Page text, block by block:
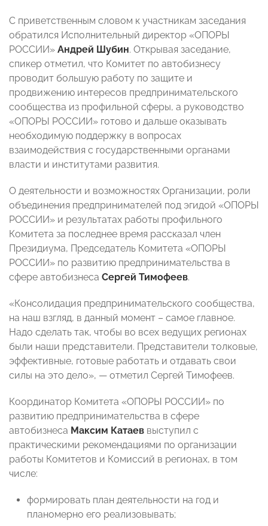
С приветственным словом к участникам заседания
обратился Исполнительный директор «ОПОРЫ
РОССИИ» Андрей Шубин. Открывая заседание,
спикер отметил, что Комитет по автобизнесу
проводит большую работу по защите и
продвижению интересов предпринимательского
сообщества из профильной сферы, а руководство
«ОПОРЫ РОССИИ» готово и дальше оказывать
необходимую поддержку в вопросах
взаимодействия с государственными органами
власти и институтами развития.
О деятельности и возможностях Организации, роли
объединения предпринимателей под эгидой «ОПОРЫ
РОССИИ» и результатах работы профильного
Комитета за последнее время рассказал член
Президиума, Председатель Комитета «ОПОРЫ
РОССИИ» по развитию предпринимательства в
сфере автобизнеса Сергей Тимофеев.
«Консолидация предпринимательского сообщества,
на наш взгляд, в данный момент – самое главное.
Надо сделать так, чтобы во всех ведущих регионах
были наши представители. Представители толковые,
эффективные, готовые работать и отдавать свои
силы на это дело», — отметил Сергей Тимофеев.
Координатор Комитета «ОПОРЫ РОССИИ» по
развитию предпринимательства в сфере
автобизнеса Максим Катаев выступил с
практическими рекомендациями по организации
работы Комитетов и Комиссий в регионах, в том
числе:
формировать план деятельности на год и
планомерно его реализовывать;